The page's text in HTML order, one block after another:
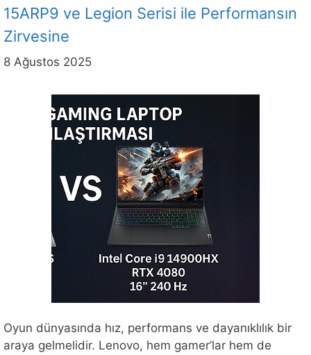
15ARP9 ve Legion Serisi ile Performansın
Zirvesine
8 Ağustos 2025
Oyun dünyasında hız, performans ve dayanıklılık bir
araya gelmelidir. Lenovo, hem gamer’lar hem de